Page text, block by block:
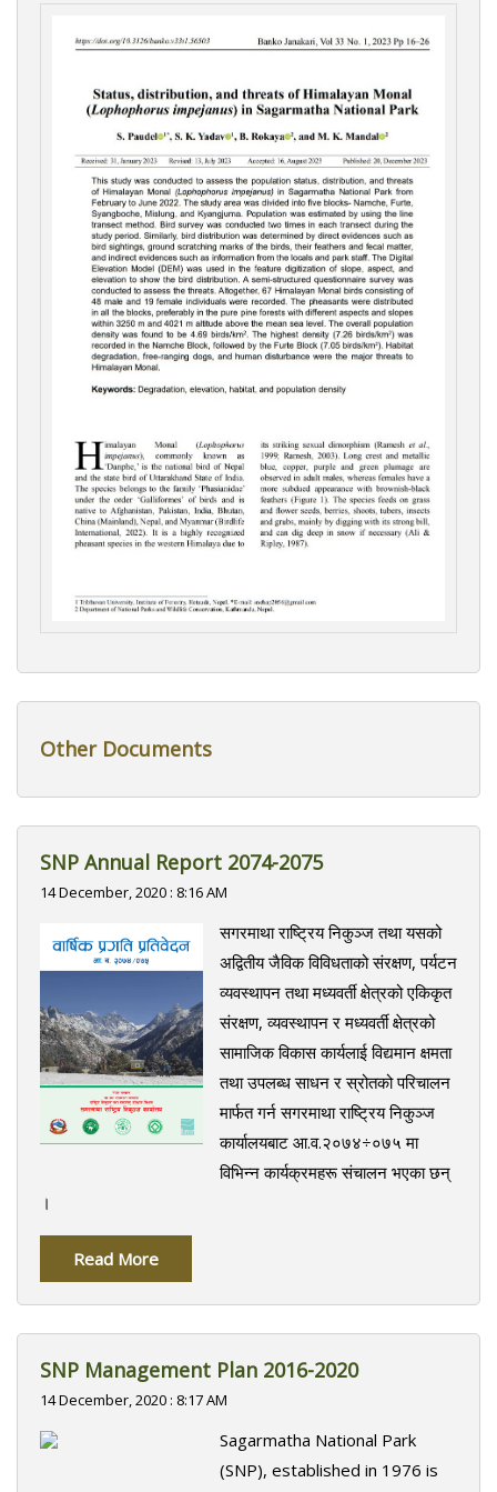
Other Documents
SNP Annual Report 2074-2075
14 December, 2020 : 8:16 AM
सगरमाथा राष्ट्रिय निकुञ्ज तथा यसको
अद्वितीय जैविक विविधताको संरक्षण, पर्यटन
व्यवस्थापन तथा मध्यवर्ती क्षेत्रको एकिकृत
संरक्षण, व्यवस्थापन र मध्यवर्ती क्षेत्रको
सामाजिक विकास कार्यलाई विद्यमान क्षमता
तथा उपलब्ध साधन र स्रोतको परिचालन
मार्फत गर्न सगरमाथा राष्ट्रिय निकुञ्ज
कार्यालयबाट आ.व.२०७४÷०७५ मा
विभिन्न कार्यक्रमहरू संचालन भएका छन्
।
Read More
SNP Management Plan 2016-2020
14 December, 2020 : 8:17 AM
Sagarmatha National Park
(SNP), established in 1976 is